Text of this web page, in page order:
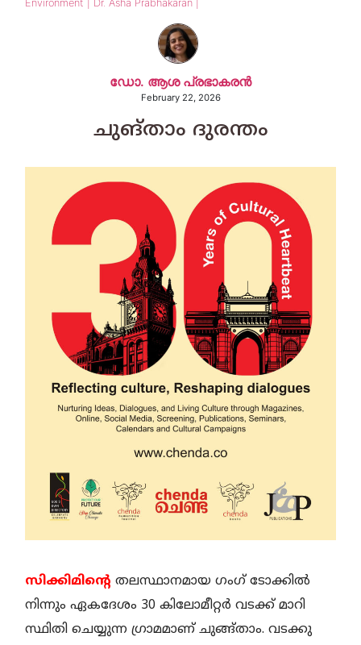
Environment | Dr. Asha Prabhakaran |
ഡോ. ആശ പ്രഭാകരന്‍
February 22, 2026
ചുങ്താം ദുരന്തം
സിക്കിമിന്റെ തലസ്ഥാനമായ ഗംഗ് ടോക്കിൽ
നിന്നും ഏകദേശം 30 കിലോമീറ്റർ വടക്ക് മാറി
സ്ഥിതി ചെയ്യുന്ന ഗ്രാമമാണ് ചുങ്ങ്താം. വടക്കു